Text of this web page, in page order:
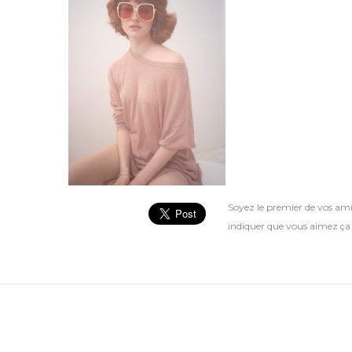
Soyez le premier de vos
indiquer que vous aimez ça